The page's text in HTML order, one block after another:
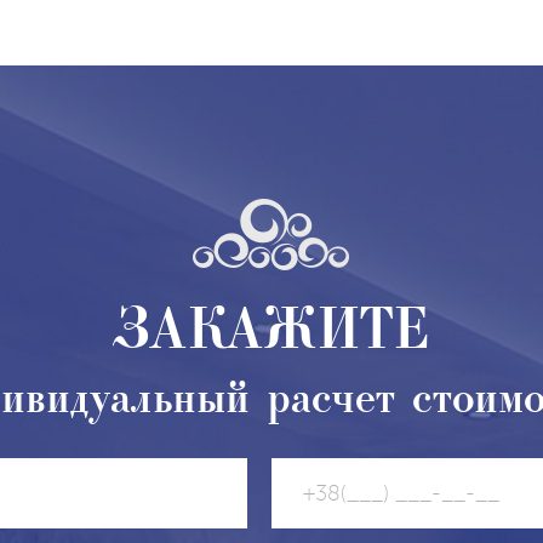
ЗАКАЖИТЕ
расчет